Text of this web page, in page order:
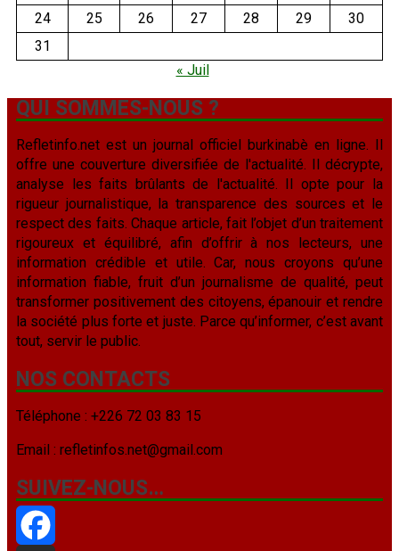
24
25 26 27 28 29
30
31
« Juil
QUI SOMMES-NOUS ?
Refletinfo.net est un journal officiel burkinabè en ligne. Il
offre une couverture diversifiée de l'actualité. Il décrypte,
analyse les faits brûlants de l'actualité. Il opte pour la
rigueur journalistique, la transparence des sources et le
respect des faits. Chaque article, fait l’objet d’un traitement
rigoureux et équilibré, afin d’offrir à nos lecteurs, une
information crédible et utile. Car, nous croyons qu’une
information fiable, fruit d’un journalisme de qualité, peut
transformer positivement des citoyens, épanouir et rendre
la société plus forte et juste. Parce qu’informer, c’est avant
tout, servir le public.
NOS CONTACTS
Téléphone : +226 72 03 83 15
Email : refletinfos.net@gmail.com
SUIVEZ-NOUS…